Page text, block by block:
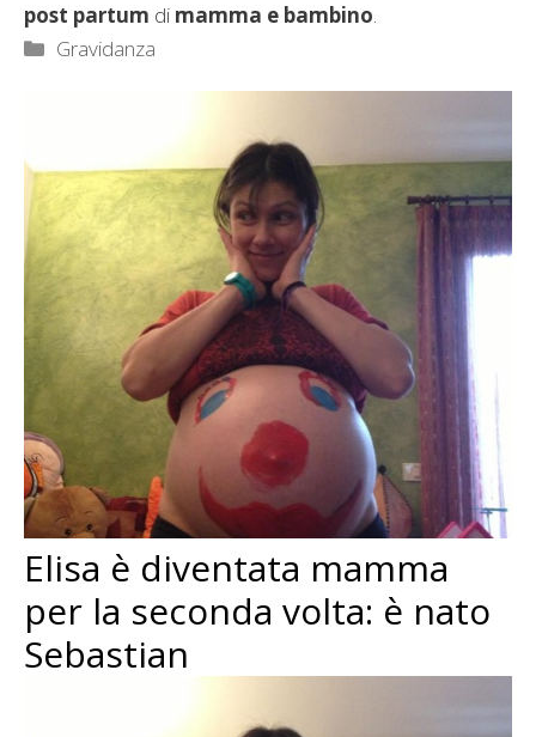
post partum di mamma e bambino.
Categorie
Gravidanza
Elisa è diventata mamma
per la seconda volta: è nato
Sebastian